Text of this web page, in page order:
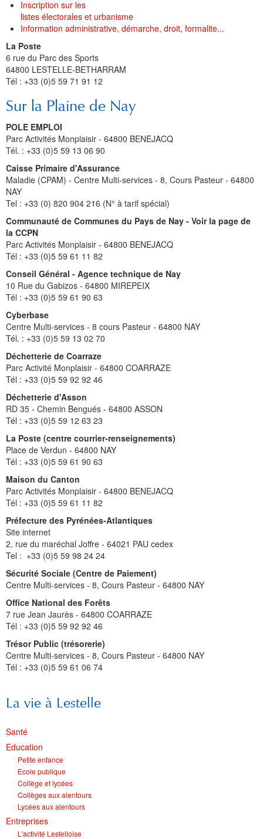
Aires de pique-nique
Manifestations
Liens touristiques
Montagne
Villes
Sports d'hivers et thermes
Vers le progrès
Le XXe siécle
Translation du cimetière
Recensement de 1385
Le cimetière
Le monument aux morts
Le moulin
Les chemins
PV du Conseil Municipal
Le service scolaire
Services aux personnes
Compétences
Réalisations
PLU 2025 modification simplifiée N° 1
PLU 2020
PLU 2011 - Règlement
Restauration du calvaire
Équipements
Aménagements
Projets
Budget et finances
Comptes administratifs
Fiscalité
État civil
Naissances
Mariages / Pacs
Décès
Mentions légales et politique de confidentialité
Collège et lycées
Collèges aux alentours
Lycées aux alentours
Associations
Services publics
Services aux jeunes
Administrations
Maisons de retraite
Transports
Déchets
Culte
Les pèlerinages
Récit de voyage en 1645
La Chapelle Saint Michel
Le calvaire
Le vieux pont
Le Musée
L'ensemble scolaire
La maison de retraite
Les accueils
Votre séjour
Inscription sur les
listes électorales et urbanisme
Information administrative, démarche, droit, formalite...
La Poste
6 rue du Parc des Sports
64800 LESTELLE-BETHARRAM
Tél : +33 (0)5 59 71 91 12
Sur la Plaine de Nay
POLE EMPLOI
Parc Activités Monplaisir - 64800 BENEJACQ
Tél. : +33 (0)5 59 13 06 90
Caisse Primaire d'Assurance
Maladie (CPAM) - Centre Multi-services - 8, Cours Pasteur - 64800
NAY
Tel : +33 (0) 820 904 216 (N° à tarif spécial)
Communauté de Communes du Pays de Nay - Voir la page de
la CCPN
Parc Activités Monplaisir - 64800 BENEJACQ
Tél : +33 (0)5 59 61 11 82
Conseil Général - Agence technique de Nay
10 Rue du Gabizos - 64800 MIREPEIX
Tél : +33 (0)5 59 61 90 63
Cyberbase
Centre Multi-services - 8 cours Pasteur - 64800 NAY
Tél. : +33 (0)5 59 13 02 70
Déchetterie de Coarraze
Parc Activité Monplaisir - 64800 COARRAZE
Tél : +33 (0)5 59 92 92 46
Déchetterie d'Asson
RD 35 - Chemin Bengués - 64800 ASSON
Tél : +33 (0)5 59 12 63 23
La Poste (centre courrier-renseignements)
Place de Verdun - 64800 NAY
Tél : +33 (0)5 59 61 90 63
Maison du Canton
Parc Activités Monplaisir - 64800 BENEJACQ
Tél : +33 (0)5 59 61 11 82
Préfecture des Pyrénées-Atlantiques
Site internet
2, rue du maréchal Joffre - 64021 PAU cedex
Tel : +33 (0)5 59 98 24 24
Sécurité Sociale (Centre de Paiement)
Centre Multi-services - 8, Cours Pasteur - 64800 NAY
Office National des Forêts
7 rue Jean Jaurès - 64800 COARRAZE
Tél : +33 (0)5 59 92 92 46
Trésor Public (trésorerie)
Centre Multi-services - 8, Cours Pasteur - 64800 NAY
Tél : +33 (0)5 59 61 06 74
La vie à Lestelle
Santé
Education
Petite enfance
Ecole publique
Collège et lycées
Collèges aux alentours
Lycées aux alentours
Entreprises
L'activité Lestelloise